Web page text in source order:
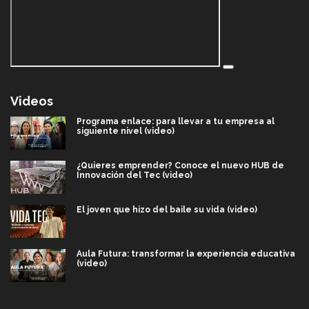
Videos
Programa enlace: para llevar a tu empresa al
siguiente nivel (video)
¿Quieres emprender? Conoce el nuevo HUB de
Innovación del Tec (video)
El joven que hizo del baile su vida (video)
Aula Futura: transformar la experiencia educativa
(video)